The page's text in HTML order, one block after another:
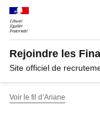
Panneau de gestion des
Rejoindre les
Site officiel de
Voir le fil d’Ariane